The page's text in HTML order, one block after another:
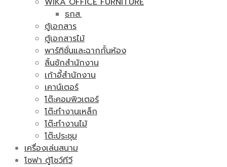
ธกส.
ตู้เอกสาร
ตู้เอกสารไม้
พาร์ทิชั่นและฉากกั้นห้อง
ลิ้นชักสำนักงาน
เก้าอี้สำนักงาน
เคาน์เตอร์
โต๊ะคอมพิวเตอร์
โต๊ะทำงานเหล็ก
โต๊ะทำงานไม้
โต๊ะประชุม
เครื่องเล่นสนาม
โซฟา ตู้โชว์ทีวี